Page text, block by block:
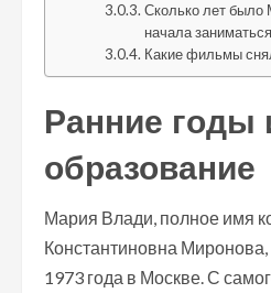
Сколько лет было
начала
Какие фильмы
Ранние годы
образование
Мария Влади, полное имя
Константиновна
1973 года в Москве. С